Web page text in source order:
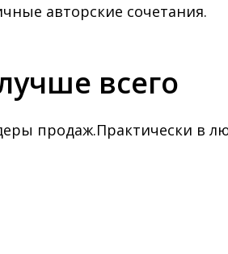
авторские сочетания.
всего
продаж.Практически в